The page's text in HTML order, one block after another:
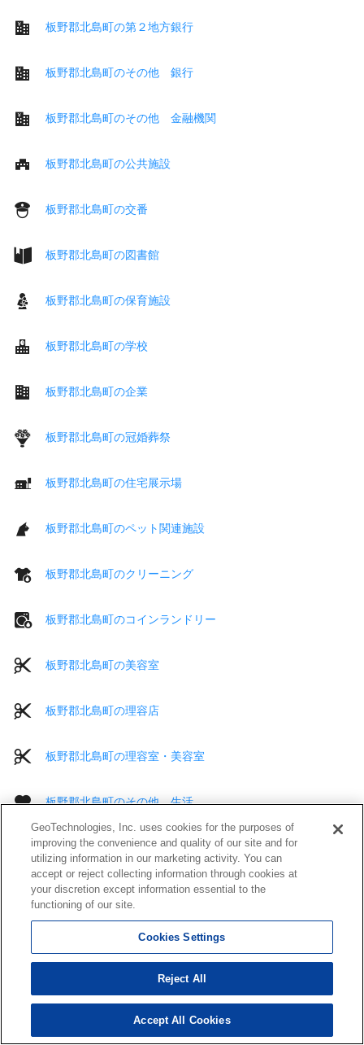
板野郡北島町の第２地方銀行
板野郡北島町のその他 銀行
板野郡北島町のその他 金融機関
板野郡北島町の公共施設
板野郡北島町の交番
板野郡北島町の図書館
板野郡北島町の保育施設
板野郡北島町の学校
板野郡北島町の企業
板野郡北島町の冠婚葬祭
板野郡北島町の住宅展示場
板野郡北島町のペット関連施設
板野郡北島町のクリーニング
板野郡北島町のコインランドリー
板野郡北島町の美容室
板野郡北島町の理容店
板野郡北島町の理容室・美容室
板野郡北島町のその他 生活
住所確認サービス
住所表記をクレンジングできるクラウドサービス
運営会社
GeoTechnologies, Inc. uses cookies for the purposes of
improving the convenience and quality of our site and for
utilizing information in our marketing activity. You can
accept or reject collecting information through cookies at
your discretion except information essential to the
functioning of our site.
Cookies Settings
Reject All
Accept All Cookies